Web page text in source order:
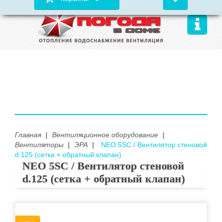
Главная | Вентиляционное оборудование
|
Вентиляторы
| ЭРА |
NEO 5SC / Вентилятор стеновой
d.125 (сетка + обратный клапан)
NEO 5SC / Вентилятор стеновой
d.125 (сетка + обратный клапан)